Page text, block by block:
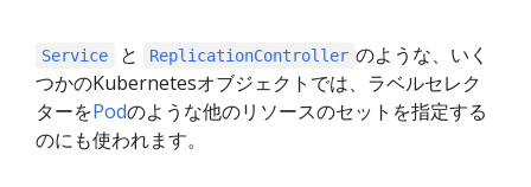
Service と ReplicationController のような、いく
つかのKubernetesオブジェクトでは、ラベルセレク
ターをPodのような他のリソースのセットを指定する
のにも使われます。